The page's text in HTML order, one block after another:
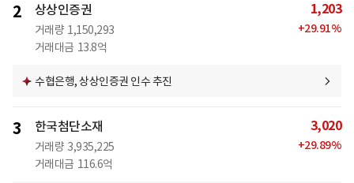
2 상상인증권
거래량 1,150,293
거래대금 13.8억
1,203
+29.91%
수협은행, 상상인증권 인수 추진
3 한국첨단소재
거래량 3,935,225
거래대금 116.6억
3,020
+29.89%